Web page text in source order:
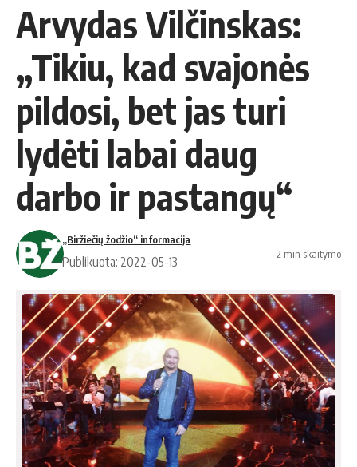
Arvydas Vilčinskas:
„Tikiu, kad svajonės
pildosi, bet jas turi
lydėti labai daug
darbo ir pastangų“
„Biržiečių žodžio“ informacija
Publikuota: 2022-05-13
2 min skaitymo